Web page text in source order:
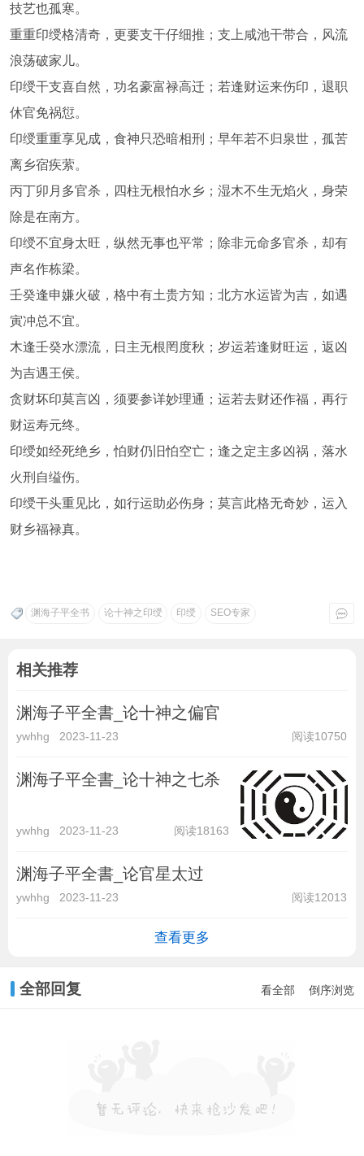
技艺也孤寒。
重重印绶格清奇，更要支干仔细推；支上咸池干带合，风流
浪荡破家儿。
印绶干支喜自然，功名豪富禄高迁；若逢财运来伤印，退职
休官免祸愆。
印绶重重享见成，食神只恐暗相刑；早年若不归泉世，孤苦
离乡宿疾萦。
丙丁卯月多官杀，四柱无根怕水乡；湿木不生无焰火，身荣
除是在南方。
印绶不宜身太旺，纵然无事也平常；除非元命多官杀，却有
声名作栋梁。
壬癸逢申嫌火破，格中有土贵方知；北方水运皆为吉，如遇
寅冲总不宜。
木逢壬癸水漂流，日主无根罔度秋；岁运若逢财旺运，返凶
为吉遇王侯。
贪财坏印莫言凶，须要参详妙理通；运若去财还作福，再行
财运寿元终。
印绶如经死绝乡，怕财仍旧怕空亡；逢之定主多凶祸，落水
火刑自缢伤。
印绶干头重见比，如行运助必伤身；莫言此格无奇妙，运入
财乡福禄真。
渊海子平全书 论十神之印绶 印绶 SEO专家
相关推荐
渊海子平全書_论十神之偏官
ywhhg 2023-11-23 阅读10750
渊海子平全書_论十神之七杀
ywhhg 2023-11-23 阅读18163
渊海子平全書_论官星太过
ywhhg 2023-11-23 阅读12013
查看更多
全部回复 看全部 倒序浏览